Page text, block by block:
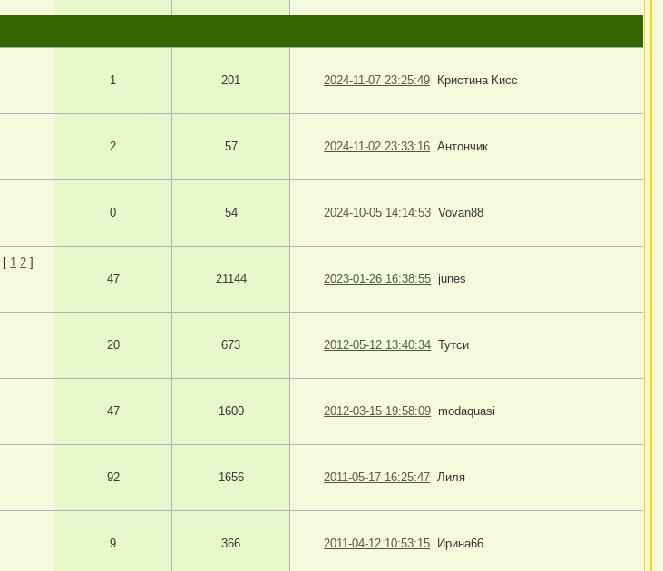
1
201 2024-11-07 23:25:49 Кристина Кисс
2 57 2024-11-02 23:33:16 Антончик
0
54 2024-10-05 14:14:53 Vovan88
[ 1 2 ]
47
21144 2023-01-26 16:38:55 junes
20
673 2012-05-12 13:40:34 Тутси
47
1600 2012-03-15 19:58:09 modaquasi
92
1656 2011-05-17 16:25:47 Лиля
9
366 2011-04-12 10:53:15 Ирина66